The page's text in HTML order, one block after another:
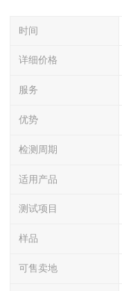
时间
详细价格
服务
优势
检测周期
适用产品
测试项目
样品
可售卖地